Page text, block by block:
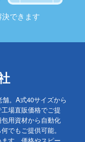
できます
。A式40サイズから
場直販価格でご提
用資材から自動化
でもご提供可能。
す。価格やスピー